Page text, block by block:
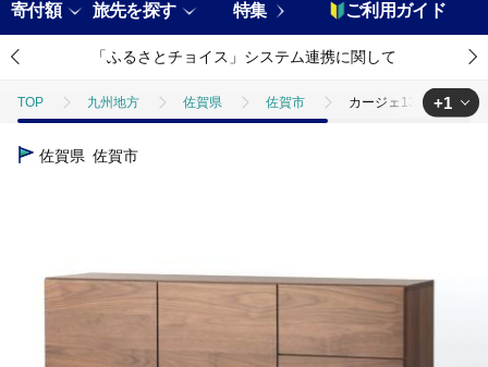
寄付額 旅先を探す 特集 ご利用ガイド
「ふるさとチョイス」システム連携に関して
TOP 九州地方 佐賀県 佐賀市 カージェ135サイドボ
TOP
+1
佐賀県 佐賀市